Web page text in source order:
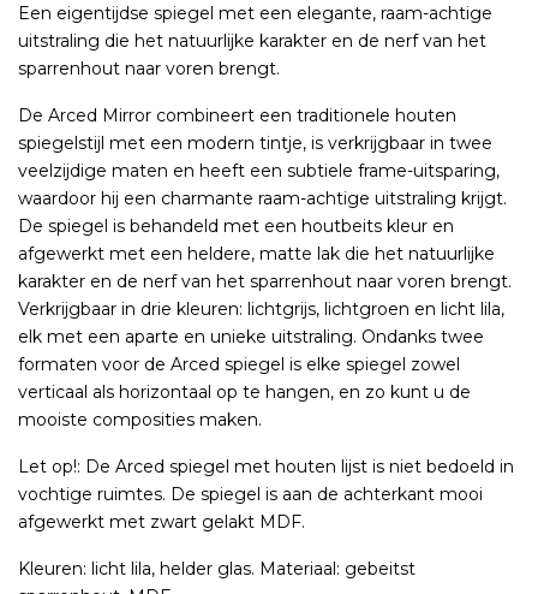
Een eigentijdse spiegel met een elegante, raam-achtige
uitstraling die het natuurlijke karakter en de nerf van het
sparrenhout naar voren brengt.
De Arced Mirror combineert een traditionele houten
spiegelstijl met een modern tintje, is verkrijgbaar in twee
veelzijdige maten en heeft een subtiele frame-uitsparing,
waardoor hij een charmante raam-achtige uitstraling krijgt.
De spiegel is behandeld met een houtbeits kleur en
afgewerkt met een heldere, matte lak die het natuurlijke
karakter en de nerf van het sparrenhout naar voren brengt.
Verkrijgbaar in drie kleuren: lichtgrijs, lichtgroen en licht lila,
elk met een aparte en unieke uitstraling. Ondanks twee
formaten voor de Arced spiegel is elke spiegel zowel
verticaal als horizontaal op te hangen, en zo kunt u de
mooiste composities maken.
Let op!: De Arced spiegel met houten lijst is niet bedoeld in
vochtige ruimtes. De spiegel is aan de achterkant mooi
afgewerkt met zwart gelakt MDF.
Kleuren: licht lila, helder glas. Materiaal: gebeitst